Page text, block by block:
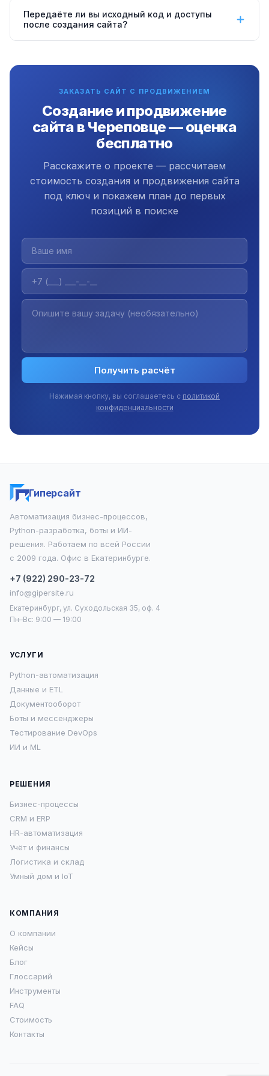
на продвижение, предварительно проведя SEO-
аудит и необходимые правки.
Череповца и 150+ городов России. Работаем
года.
Передаёте ли вы исходный код и доступы
после создания сайта?
доступы к хостингу, домену и CMS — вы владеете
поддержкипосле запуска сайта.
ЗАКАЗАТЬ САЙТ С ПРОДВИЖЕНИЕМ
Создание и продвижение
сайта в Череповце — оценка
бесплатно
Расскажите о проекте — рассчитаем
стоимость создания и продвижения сайта
под ключ и покажем план до первых
позиций в поиске
Получить расчёт
Нажимая кнопку, вы соглашаетесь с политикой
конфиденциальности
Гиперсайт
Автоматизация бизнес-процессов,
Python-разработка, боты и ИИ-
решения. Работаем по всей России
с 2009 года. Офис в Екатеринбурге.
+7 (922) 290-23-72
info@gipersite.ru
Екатеринбург, ул. Суходольская 35, оф. 4
Пн–Вс: 9:00 — 19:00
УСЛУГИ
Python-автоматизация
Данные и ETL
Документооборот
Боты и мессенджеры
Тестирование DevOps
ИИ и ML
РЕШЕНИЯ
Бизнес-процессы
CRM и ERP
HR-автоматизация
Учёт и финансы
Логистика и склад
Умный дом и IoT
КОМПАНИЯ
О компании
Кейсы
Блог
Глоссарий
Инструменты
FAQ
Стоимость
Контакты